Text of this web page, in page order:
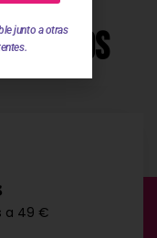
a 49 €
junto a otras